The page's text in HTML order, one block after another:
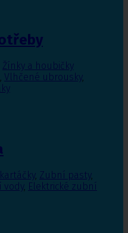
Žínky a houbičky
, Vlhčené ubrousky,
, Zubní pasty,
vody, Elektrické zubní